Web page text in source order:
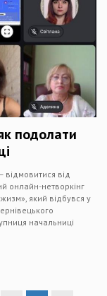
подолати
від
онлайн-нетворкінг
який відбувся у
начальниці